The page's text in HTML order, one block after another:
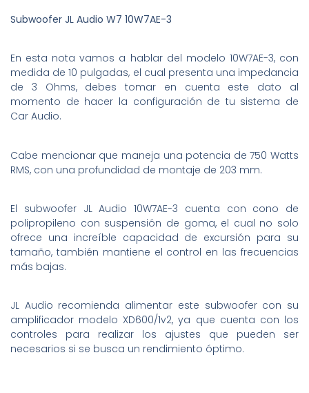
Subwoofer JL Audio W7 10W7AE-3
En esta nota vamos a hablar del modelo 10W7AE-3, con
medida de 10 pulgadas, el cual presenta una impedancia
de 3 Ohms, debes tomar en cuenta este dato al
momento de hacer la configuración de tu sistema de
Car Audio.
Cabe mencionar que maneja una potencia de 750 Watts
RMS, con una profundidad de montaje de 203 mm.
El subwoofer JL Audio 10W7AE-3 cuenta con cono de
polipropileno con suspensión de goma, el cual no solo
ofrece una increíble capacidad de excursión para su
tamaño, también mantiene el control en las frecuencias
más bajas.
JL Audio recomienda alimentar este subwoofer con su
amplificador modelo XD600/1v2, ya que cuenta con los
controles para realizar los ajustes que pueden ser
necesarios si se busca un rendimiento óptimo.